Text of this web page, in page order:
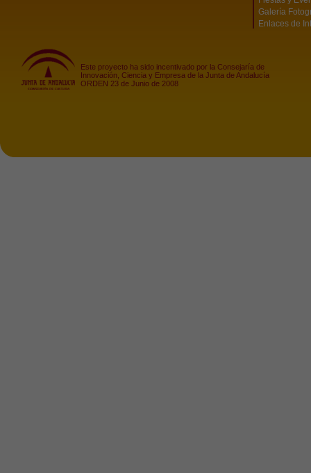
Galería
Enlaces de
Este proyecto ha sido incentivado por la Consejaría de
Innovación, Ciencia y Empresa de la Junta de Andalucía
ORDEN 23 de Junio de 2008